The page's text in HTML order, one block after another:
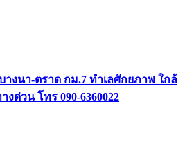
างนา-ตราด กม.7 ทำเลศักยภาพ ใกล้
งด่วน โทร 090-6360022